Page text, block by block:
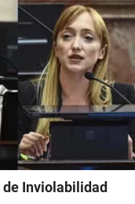
de Inviolabilidad